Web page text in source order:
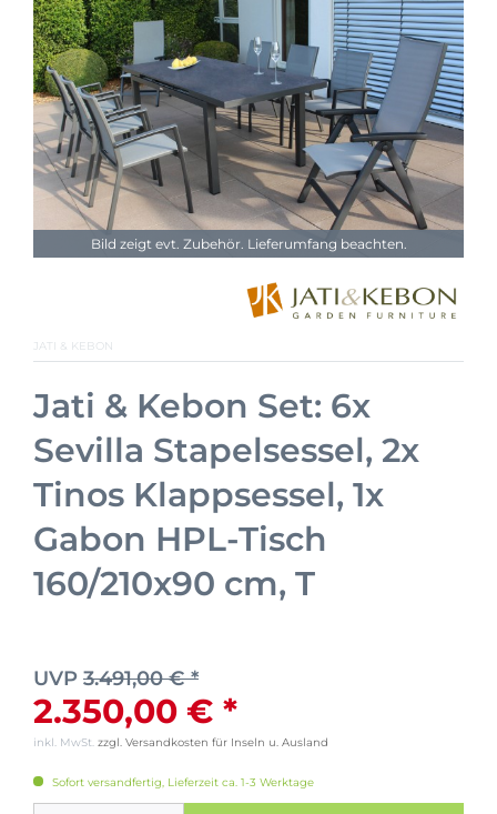
Bild zeigt evt. Zubehör. Lieferumfang beachten.
JATI & KEBON
Jati & Kebon Set: 6x
Sevilla Stapelsessel, 2x
Tinos Klappsessel, 1x
Gabon HPL-Tisch
160/210x90 cm, T
UVP 3.491,00 € *
2.350,00 € *
inkl. MwSt. zzgl. Versandkosten für Inseln u. Ausland
Sofort versandfertig, Lieferzeit ca. 1-3 Werktage